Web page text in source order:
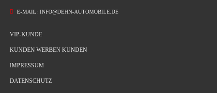
E-MAIL: INFO@DEHN-AUTOMOBILE.DE
VIP-KUNDE
KUNDEN WERBEN KUNDEN
IMPRESSUM
DATENSCHUTZ